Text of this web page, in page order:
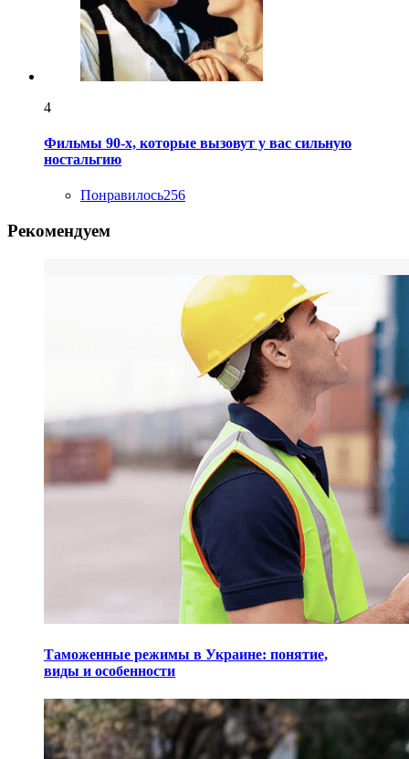
4
Фильмы 90-х, которые вызовут у вас сильную
ностальгию
Понравилось256
Рекомендуем
Таможенные режимы в Украине: понятие,
виды и особенности